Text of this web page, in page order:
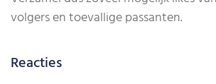
volgers en toevallige passanten.
Reacties